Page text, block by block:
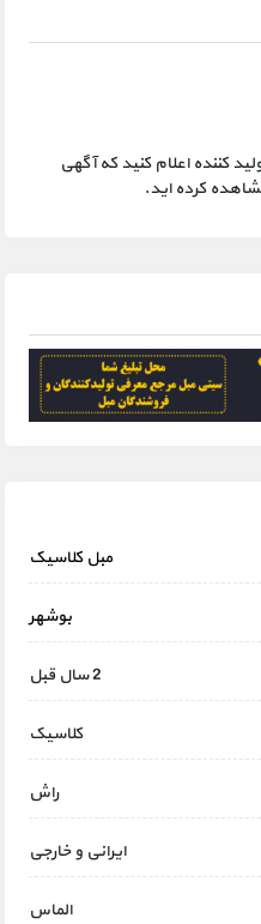
کننده اعلام کنید که آگهی
کرده اید.
مبل کلاسیک
بوشهر
2 سال قبل
کلاسیک
راش
ایرانی و خارجی
الماس